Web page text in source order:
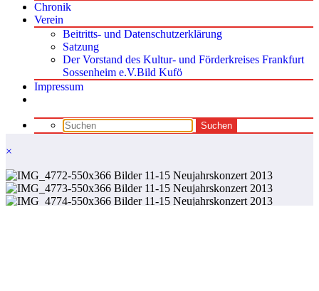
Chronik
Verein
Beitritts- und Datenschutzerklärung
Satzung
Der Vorstand des Kultur- und Förderkreises Frankfurt
Sossenheim e.V.Bild Kufö
Impressum
×